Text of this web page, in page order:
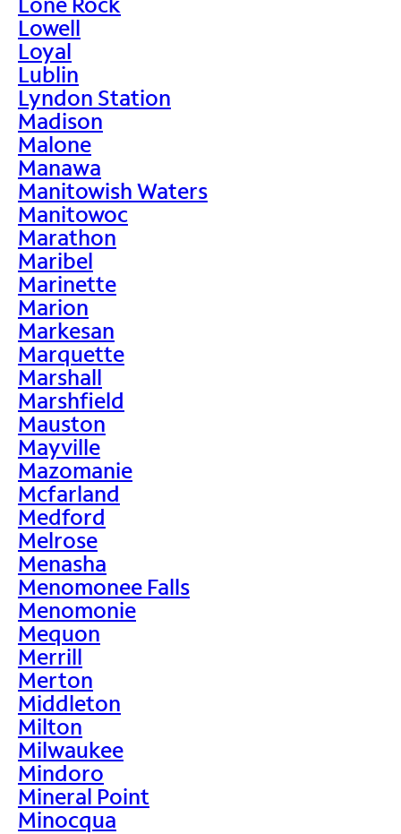
Lowell
Loyal
Lublin
Lyndon Station
Madison
Malone
Manawa
Manitowish Waters
Manitowoc
Marathon
Maribel
Marinette
Marion
Markesan
Marquette
Marshall
Marshfield
Mauston
Mayville
Mazomanie
Mcfarland
Medford
Melrose
Menasha
Menomonee Falls
Menomonie
Mequon
Merrill
Merton
Middleton
Milton
Milwaukee
Mindoro
Mineral Point
Minocqua